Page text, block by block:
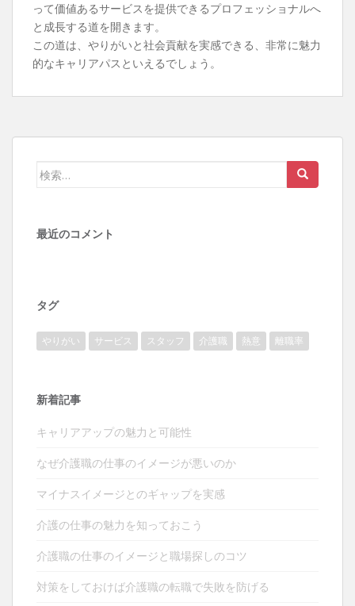
って価値あるサービスを提供できるプロフェッショナルへ
と成長する道を開きます。
この道は、やりがいと社会貢献を実感できる、非常に魅力
的なキャリアパスといえるでしょう。
検
最近のコメント
タグ
やりがい サービス スタッフ 介護職 熱意 離職率
新着記事
キャリアアップの魅力と可能性
なぜ介護職の仕事のイメージが悪いのか
マイナスイメージとのギャップを実感
介護の仕事の魅力を知っておこう
介護職の仕事のイメージと職場探しのコツ
対策をしておけば介護職の転職で失敗を防げる